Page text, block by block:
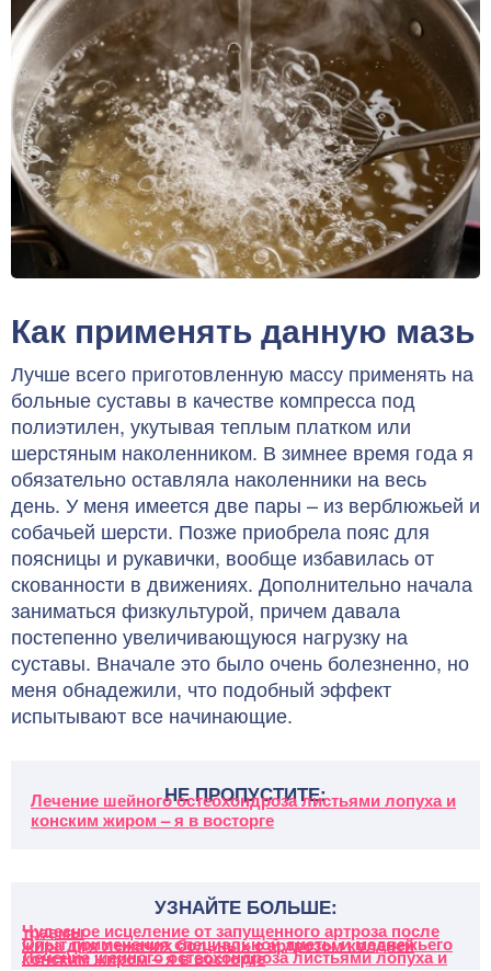
Как применять данную мазь
Лучше всего приготовленную массу применять на
больные суставы в качестве компресса под
полиэтилен, укутывая теплым платком или
шерстяным наколенником. В зимнее время года я
обязательно оставляла наколенники на весь
день. У меня имеется две пары – из верблюжьей и
собачьей шерсти. Позже приобрела пояс для
поясницы и рукавички, вообще избавилась от
скованности в движениях. Дополнительно начала
заниматься физкультурой, причем давала
постепенно увеличивающуюся нагрузку на
суставы. Вначале это было очень болезненно, но
меня обнадежили, что подобный эффект
испытывают все начинающие.
НЕ ПРОПУСТИТЕ:
Лечение шейного остеохондроза листьями лопуха и
конским жиром – я в восторге
УЗНАЙТЕ БОЛЬШЕ:
Чудесное исцеление от запущенного артроза после травмы
Опыт применения специальной диеты и медвежьего жира для лежачих больных с артрозом коленей
Лечение шейного остеохондроза листьями лопуха и конским жиром – я в восторге